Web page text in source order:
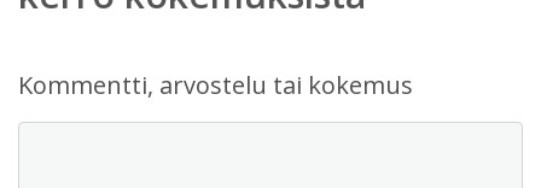
Kommentti, arvostelu tai kokemus